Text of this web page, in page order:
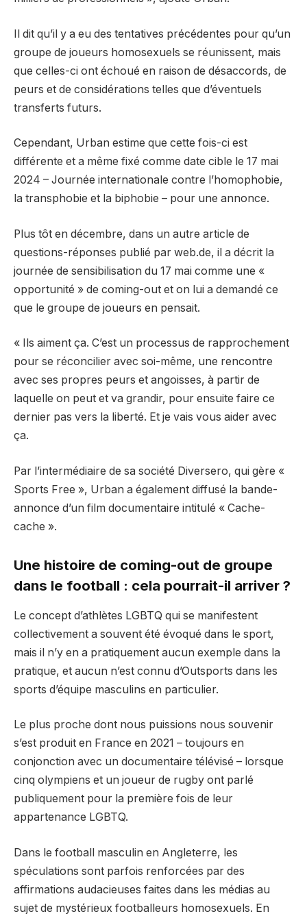
Il dit qu’il y a eu des tentatives précédentes pour qu’un
groupe de joueurs homosexuels se réunissent, mais
que celles-ci ont échoué en raison de désaccords, de
peurs et de considérations telles que d’éventuels
transferts futurs.
Cependant, Urban estime que cette fois-ci est
différente et a même fixé comme date cible le 17 mai
2024 – Journée internationale contre l’homophobie,
la transphobie et la biphobie – pour une annonce.
Plus tôt en décembre, dans un autre article de
questions-réponses publié par web.de, il a décrit la
journée de sensibilisation du 17 mai comme une «
opportunité » de coming-out et on lui a demandé ce
que le groupe de joueurs en pensait.
« Ils aiment ça. C’est un processus de rapprochement
pour se réconcilier avec soi-même, une rencontre
avec ses propres peurs et angoisses, à partir de
laquelle on peut et va grandir, pour ensuite faire ce
dernier pas vers la liberté. Et je vais vous aider avec
ça.
Par l’intermédiaire de sa société Diversero, qui gère «
Sports Free », Urban a également diffusé la bande-
annonce d’un film documentaire intitulé « Cache-
cache ».
Une histoire de coming-out de groupe
dans le football : cela pourrait-il arriver ?
Le concept d’athlètes LGBTQ qui se manifestent
collectivement a souvent été évoqué dans le sport,
mais il n’y en a pratiquement aucun exemple dans la
pratique, et aucun n’est connu d’Outsports dans les
sports d’équipe masculins en particulier.
Le plus proche dont nous puissions nous souvenir
s’est produit en France en 2021 – toujours en
conjonction avec un documentaire télévisé – lorsque
cinq olympiens et un joueur de rugby ont parlé
publiquement pour la première fois de leur
appartenance LGBTQ.
Dans le football masculin en Angleterre, les
spéculations sont parfois renforcées par des
affirmations audacieuses faites dans les médias au
sujet de mystérieux footballeurs homosexuels. En